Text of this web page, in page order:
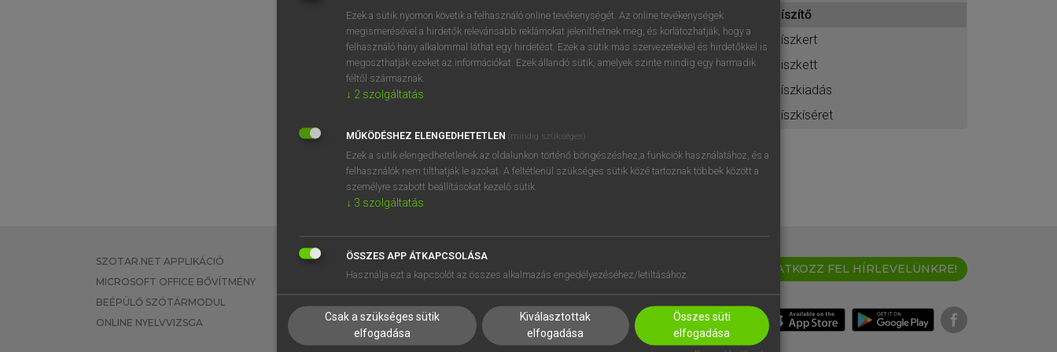
BELÉPÉS
próbaverziójának elindításához
regisztrálok ésbelépek.
REGISZTRÁCIÓ
díszítő
díszkert
diszkett
díszkiadás
díszkíséret
SZOTAR.NET APPLIKÁCIÓ
MICROSOFT OFFICE BŐVÍTMÉNY
BEÉPÜLŐ SZÓTÁRMODUL
ONLINE NYELVVIZSGA
EGYÉNI FELHASZNÁLÓKNAK
TANULÓKNAK
VÁLLALATI MEGOLDÁSOK
SÚGÓ
RÓLUNK
SÜTI BEÁLLÍTÁSOK
IRATKOZZ FEL HÍRLEVELÜNKRE!
Ezek a sütik nyomon követik a felhasználó online tevékenységét. Az online tevékenységek
megismerésével a hirdetők relevánsabb reklámokat jeleníthetnek meg, és korlátozhatják, hogy a
felhasználó hány alkalommal láthat egy hirdetést. Ezek a sütik más szervezetekkel és hirdetőkkel is
megoszthatják ezeket az információkat. Ezek állandó sütik, amelyek szinte mindig egy harmadik
féltől származnak.
↓ 2 szolgáltatás
MŰKÖDÉSHEZ ELENGEDHETETLEN (mindig szükséges)
Ezek a sütik elengedhetetlenek az oldalunkon történő böngészéshez,a funkciók használatához, és a
felhasználók nem tilthatják le azokat. A feltétlenül szükséges sütik közé tartoznak többek között a
személyre szabott beállításokat kezelő sütik.
↓ 3 szolgáltatás
ÖSSZES APP ÁTKAPCSOLÁSA
Használja ezt a kapcsolót az összes alkalmazás engedélyezéséhez/letiltásához.
Csak a szükséges sütik
elfogadása
Kiválasztottak
elfogadása
Összes süti
elfogadása